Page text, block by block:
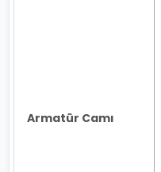
Armatür Camı